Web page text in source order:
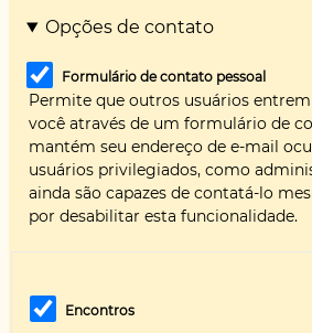
Opções de contato
Formulário de contato pessoal
Permite que outros usuários
você através de um formulário de
mantém seu endereço de e-mail
usuários privilegiados, como
ainda são capazes de contatá-lo
por desabilitar esta funcionalidade.
Encontros